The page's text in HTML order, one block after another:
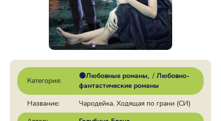
Категория:
🟢Любовные романы / Любовно-
фантастические романы
Название:
Чародейка. Ходящая по грани (СИ)